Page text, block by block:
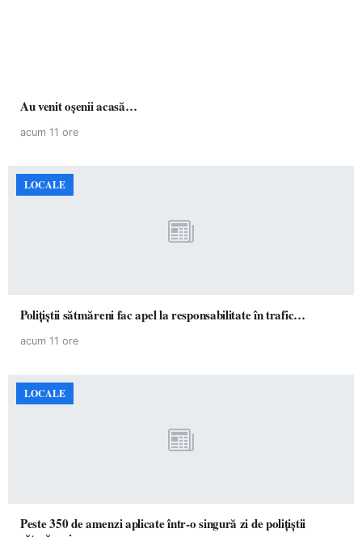
Au venit oșenii acasă…
acum 11 ore
LOCALE
Polițiștii sătmăreni fac apel la responsabilitate în trafic…
acum 11 ore
LOCALE
Peste 350 de amenzi aplicate într-o singură zi de polițiștii